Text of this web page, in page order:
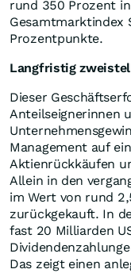
rund 350 Prozent
Gesamtmarktindex
Prozentpunkte.
Langfristig
Dieser
Anteilseignerinnen
Management auf
Aktienrückkäufen
Allein in den
im Wert von rund
zurückgekauft. In
fast 20 Milliarden
Das zeigt einen